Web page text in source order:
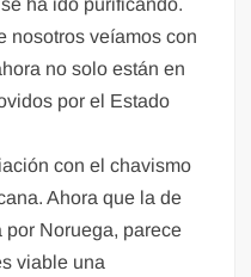
nosotros veíamos con
no solo están en
por el Estado
con el chavismo
Ahora que la de
Noruega, parece
viable una